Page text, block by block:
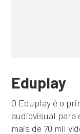
Eduplay
O Eduplay é o
audiovisual para
mais de 70 mil